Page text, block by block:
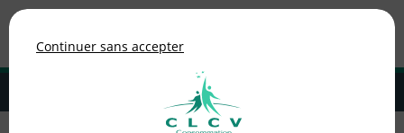
MENU
Adhérer à la CLCV
Continuer sans accepter